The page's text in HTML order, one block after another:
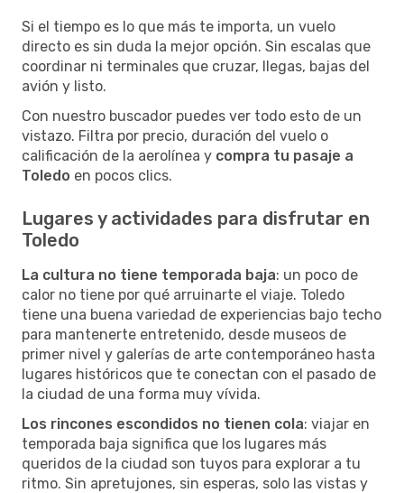
Si el tiempo es lo que más te importa, un vuelo
directo es sin duda la mejor opción. Sin escalas que
coordinar ni terminales que cruzar, llegas, bajas del
avión y listo.
Con nuestro buscador puedes ver todo esto de un
vistazo. Filtra por precio, duración del vuelo o
calificación de la aerolínea y compra tu pasaje a
Toledo en pocos clics.
Lugares y actividades para disfrutar en
Toledo
La cultura no tiene temporada baja: un poco de
calor no tiene por qué arruinarte el viaje. Toledo
tiene una buena variedad de experiencias bajo techo
para mantenerte entretenido, desde museos de
primer nivel y galerías de arte contemporáneo hasta
lugares históricos que te conectan con el pasado de
la ciudad de una forma muy vívida.
Los rincones escondidos no tienen cola: viajar en
temporada baja significa que los lugares más
queridos de la ciudad son tuyos para explorar a tu
ritmo. Sin apretujones, sin esperas, solo las vistas y